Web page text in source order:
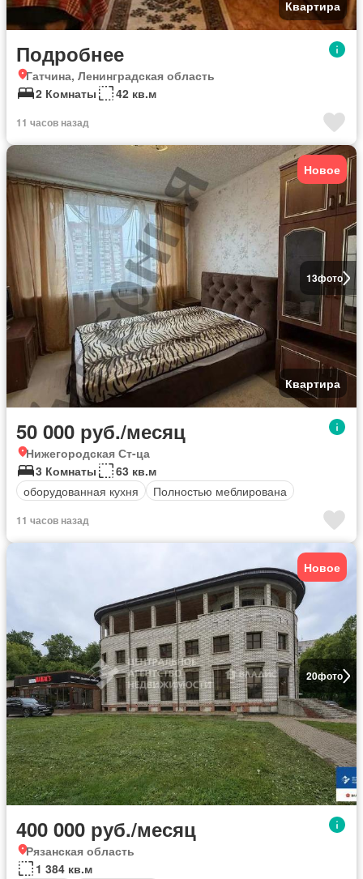
Квартира
Подробнее
Гатчина, Ленинградская область
2 Комнаты
42 кв.м
11 часов назад
13фото
Новое
Квартира
50 000 руб./месяц
Нижегородская Ст-ца
3 Комнаты
63 кв.м
оборудованная кухня
Полностью меблирована
11 часов назад
20фото
Новое
400 000 руб./месяц
Рязанская область
1 384 кв.м